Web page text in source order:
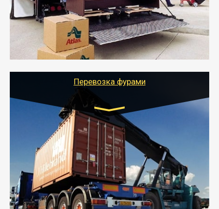
- Служебный или военный переезд может быть на
отдельном авто или догрузом (по меньшей
стоимости).
- Тайгер Логистик подберет автотранспорт, быстро и
качественно организует переезд к новому месту
службы или работы с гарантией сохранности груза и
оформлением документов, подтверждающих
Перевозка фурами
Транспорт:
Еврофура Тент от 5 до 10 тонн
грузоподъемность
от 10 000 руб. Возможен догруз
- Доставка фурой до 20 т возможна для больших
объемов грузов, упакованных в коробки, мешки,
паллеты и россыпью в самые отдаленные места
России с гарантией полной сохранности.